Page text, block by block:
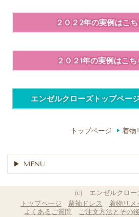
２０２2年の実例はこ
２０２1年の実例はこ
エンゼルクローズトップペー
トップページ 着物
MENU
(c) エンゼルクロー
トップページ
留袖ドレス
着物リメ
よくあるご質問
ご注文方法とその